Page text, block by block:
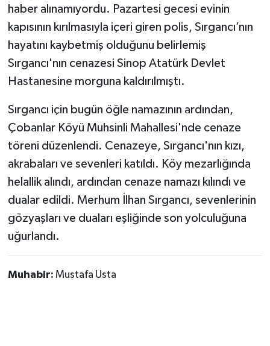
haber alınamıyordu. Pazartesi gecesi evinin
kapısının kırılmasıyla içeri giren polis, Sırgancı’nın
hayatını kaybetmiş olduğunu belirlemiş
Sırgancı'nın cenazesi Sinop Atatürk Devlet
Hastanesine morguna kaldırılmıştı.
Sırgancı için bugün öğle namazının ardından,
Çobanlar Köyü Muhsinli Mahallesi'nde cenaze
töreni düzenlendi. Cenazeye, Sırgancı'nın kızı,
akrabaları ve sevenleri katıldı. Köy mezarlığında
helallik alındı, ardından cenaze namazı kılındı ve
dualar edildi. Merhum İlhan Sırgancı, sevenlerinin
gözyaşları ve duaları eşliğinde son yolculuğuna
uğurlandı.
Muhabir: Mustafa Usta